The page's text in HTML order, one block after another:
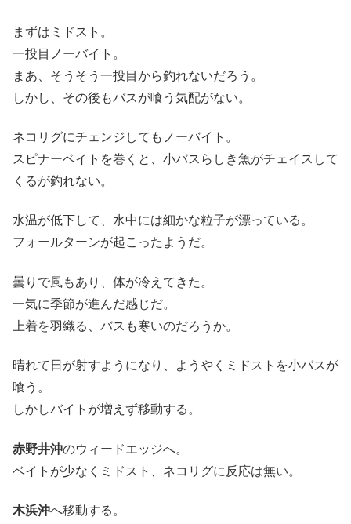
まずはミドスト。
一投目ノーバイト。
まあ、そうそう一投目から釣れないだろう。
しかし、その後もバスが喰う気配がない。
ネコリグにチェンジしてもノーバイト。
スピナーベイトを巻くと、小バスらしき魚がチェイスして
くるが釣れない。
水温が低下して、水中には細かな粒子が漂っている。
フォールターンが起こったようだ。
曇りで風もあり、体が冷えてきた。
一気に季節が進んだ感じだ。
上着を羽織る、バスも寒いのだろうか。
晴れて日が射すようになり、ようやくミドストを小バスが
喰う。
しかしバイトが増えず移動する。
赤野井沖のウィードエッジへ。
ベイトが少なくミドスト、ネコリグに反応は無い。
木浜沖へ移動する。